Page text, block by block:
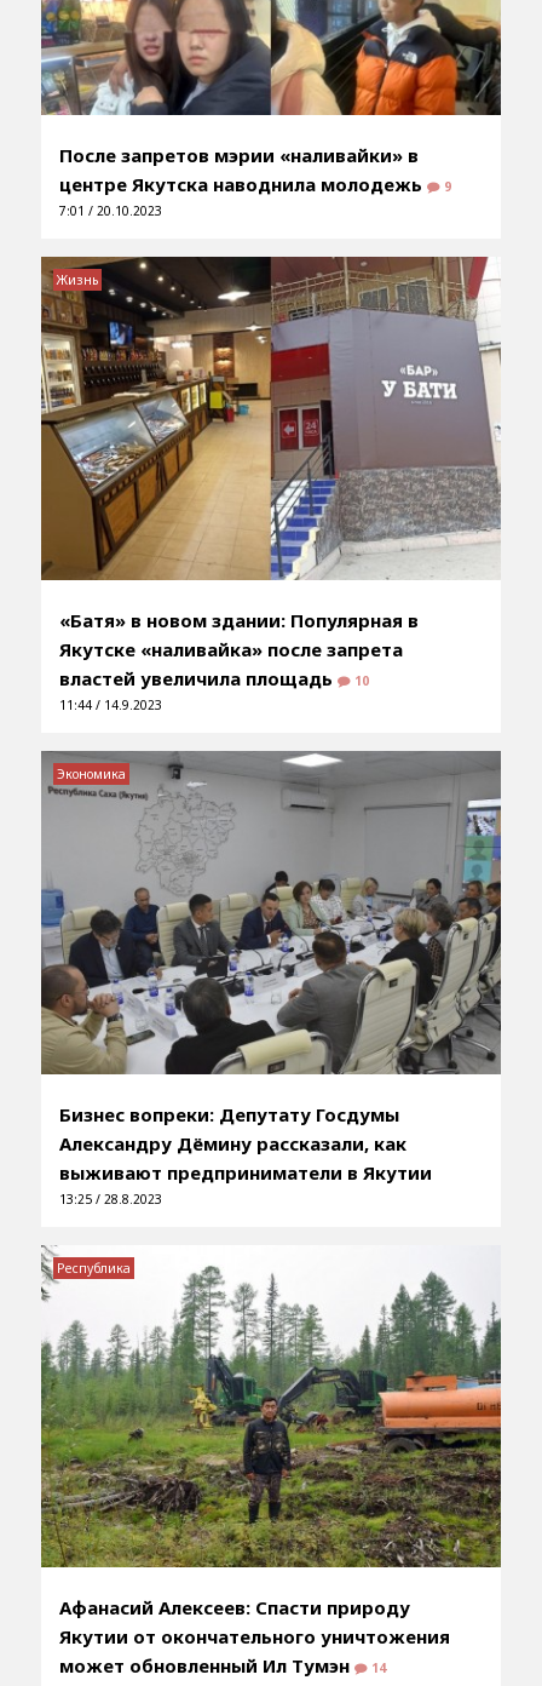
После запретов мэрии «наливайки» в
центре Якутска наводнила молодежь
9
7:01 / 20.10.2023
«Батя» в новом здании: Популярная в
Якутске «наливайка» после запрета
властей увеличила площадь
10
11:44 / 14.9.2023
Жизнь
Бизнес вопреки: Депутату Госдумы
Александру Дёмину рассказали, как
выживают предприниматели в Якутии
13:25 / 28.8.2023
Экономика
Афанасий Алексеев: Спасти природу
Якутии от окончательного уничтожения
может обновленный Ил Тумэн
14
Республика